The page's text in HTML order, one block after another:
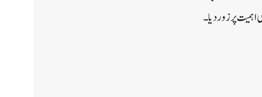
پر زور دیا۔